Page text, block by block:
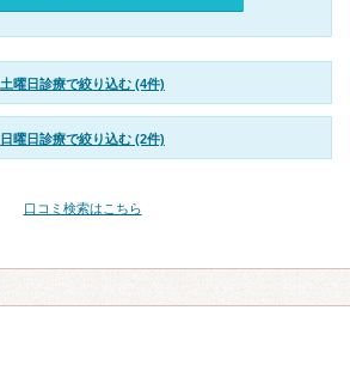
土曜日診療で絞り込む (4件)
日曜日診療で絞り込む (2件)
口コミ検索はこちら